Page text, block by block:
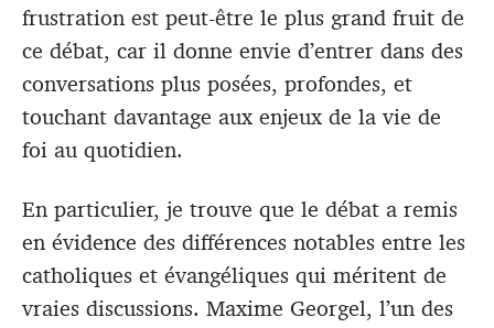
frustration est peut-être le plus grand fruit de
ce débat, car il donne envie d’entrer dans des
conversations plus posées, profondes, et
touchant davantage aux enjeux de la vie de
foi au quotidien.
En particulier, je trouve que le débat a remis
en évidence des différences notables entre les
catholiques et évangéliques qui méritent de
vraies discussions. Maxime Georgel, l’un des